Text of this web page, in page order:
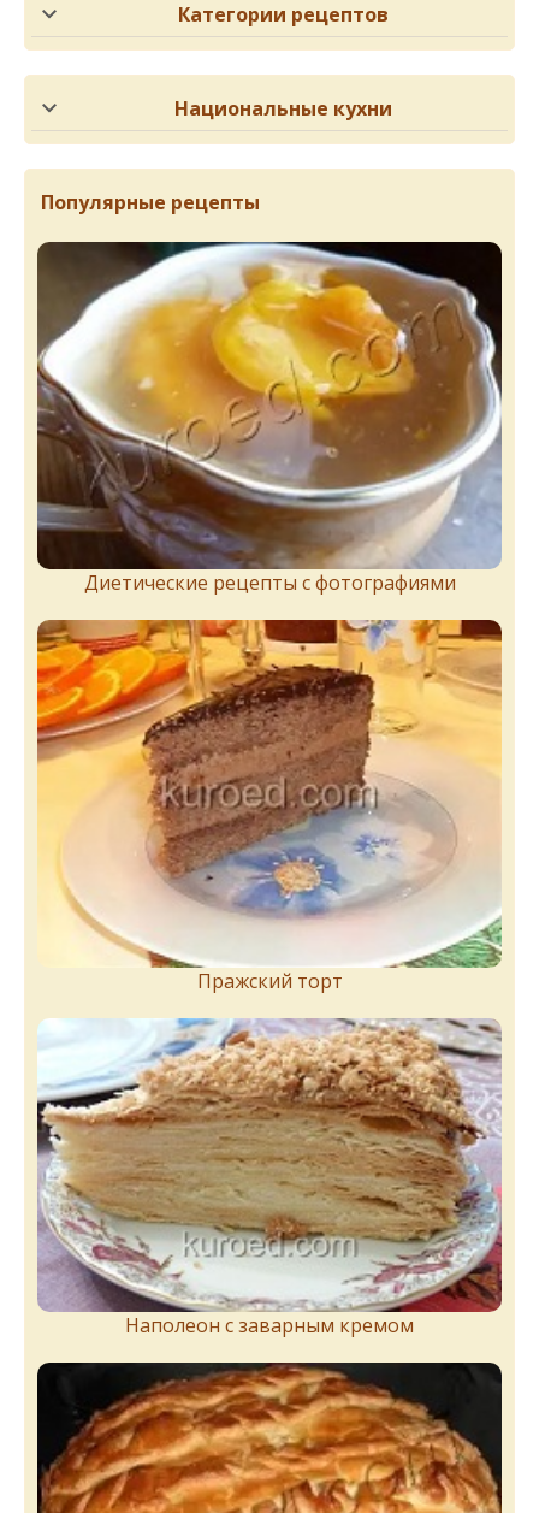
Категории рецептов
Национальные кухни
Популярные рецепты
Диетические рецепты с фотографиями
Пражский торт
Наполеон с заварным кремом